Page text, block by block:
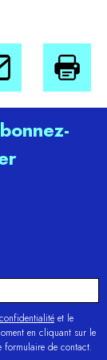
et le
en cliquant sur le
formulaire de contact.